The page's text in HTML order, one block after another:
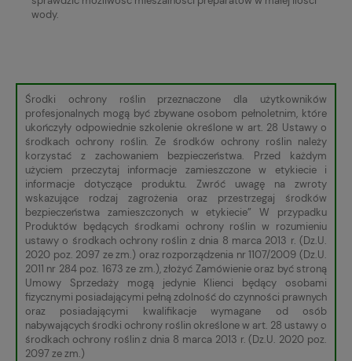
wody.
Środki ochrony roślin przeznaczone dla użytkowników
profesjonalnych mogą być zbywane osobom pełnoletnim, które
ukończyły odpowiednie szkolenie określone w art. 28 Ustawy o
środkach ochrony roślin. Ze środków ochrony roślin należy
korzystać z zachowaniem bezpieczeństwa. Przed każdym
użyciem przeczytaj informacje zamieszczone w etykiecie i
informacje dotyczące produktu. Zwróć uwagę na zwroty
wskazujące rodzaj zagrożenia oraz przestrzegaj środków
bezpieczeństwa zamieszczonych w etykiecie” W przypadku
Produktów będących środkami ochrony roślin w rozumieniu
ustawy o środkach ochrony roślin z dnia 8 marca 2013 r. (Dz.U.
2020 poz. 2097 ze zm.) oraz rozporządzenia nr 1107/2009 (Dz.U.
2011 nr 284 poz. 1673 ze zm.), złożyć Zamówienie oraz być stroną
Umowy Sprzedaży mogą jedynie Klienci będący osobami
fizycznymi posiadającymi pełną zdolność do czynności prawnych
oraz posiadającymi kwalifikacje wymagane od osób
nabywających środki ochrony roślin określone w art. 28 ustawy o
środkach ochrony roślin z dnia 8 marca 2013 r. (Dz.U. 2020 poz.
2097 ze zm.)